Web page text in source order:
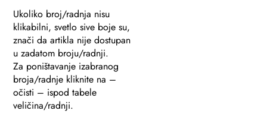
Ukoliko broj/radnja nisu
klikabilni, svetlo sive boje su,
znači da artikla nije dostupan
u zadatom broju/radnji.
Za poništavanje izabranog
broja/radnje kliknite na –
očisti – ispod tabele
veličina/radnji.